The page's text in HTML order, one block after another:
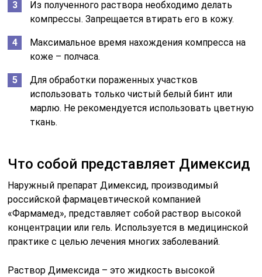
Из полученного раствора необходимо делать
компрессы. Запрещается втирать его в кожу.
Максимальное время нахождения компресса на
коже – полчаса.
Для обработки пораженных участков
использовать только чистый белый бинт или
марлю. Не рекомендуется использовать цветную
ткань.
Что собой представляет Димексид
Наружный препарат Димексид, производимый
российской фармацевтической компанией
«Фармамед», представляет собой раствор высокой
концентрации или гель. Используется в медицинской
практике с целью лечения многих заболеваний.
Раствор Димексида – это жидкость высокой